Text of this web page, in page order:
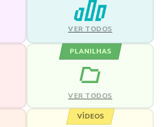
VER TODOS
PLANILHAS
VER TODOS
VÍDEOS